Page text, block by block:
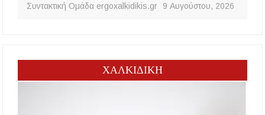
Συντακτική Ομάδα ergoxalkidikis.gr 9 Αυγούστου, 2026
ΧΑΛΚΙΔΙΚΗ